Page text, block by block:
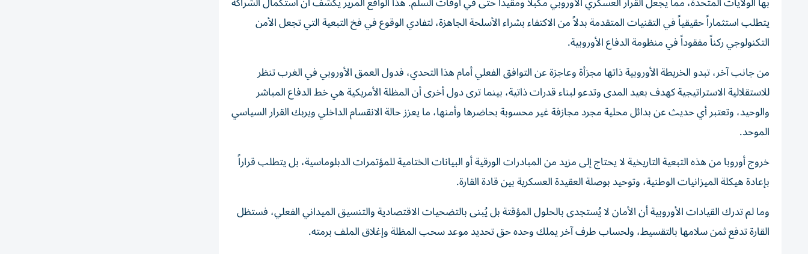
يتطلب استثماراً حقيقياً في التقنيات المتقدمة بدلاً من الاكتفاء بشراء الأسلحة الجاهزة، لتفادي الوقوع في فخ التبعية التي تجعل الأمن
التكنولوجي ركناً مفقوداً في منظومة الدفاع الأوروبية.
من جانب آخر، تبدو الخريطة الأوروبية ذاتها مجزأة وعاجزة عن التوافق الفعلي أمام هذا التحدي، فدول العمق الأوروبي في الغرب تنظر
للاستقلالية الاستراتيجية كهدف بعيد المدى وتدعو لبناء قدرات ذاتية، بينما ترى دول أخرى أن المظلة الأمريكية هي خط الدفاع المباشر
والوحيد، وتعتبر أي حديث عن بدائل محلية مجرد مجازفة غير محسوبة بحاضرها وأمنها، ما يعزز حالة الانقسام الداخلي ويربك القرار السياسي
الموحد.
خروج أوروبا من هذه التبعية التاريخية لا يحتاج إلى مزيد من المبادرات الورقية أو البيانات الختامية للمؤتمرات الدبلوماسية، بل يتطلب قراراً
بإعادة هيكلة الميزانيات الوطنية، وتوحيد بوصلة العقيدة العسكرية بين قادة القارة.
وما لم تدرك القيادات الأوروبية أن الأمان لا يُستجدى بالحلول المؤقتة بل يُبنى بالتضحيات الاقتصادية والتنسيق الميداني الفعلي، فستظل
القارة تدفع ثمن سلامها بالتقسيط، ولحساب طرف آخر يملك وحده حق تحديد موعد سحب المظلة وإغلاق الملف برمته.